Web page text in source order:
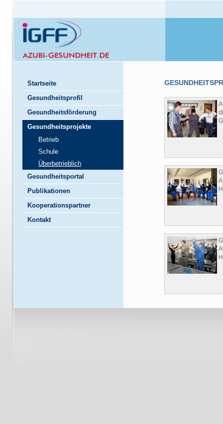
Startseite
Gesundheitsprofil
Gesundheitsförderung
Gesundheitsprojekte
Betrieb
Schule
Überbetrieblich
Gesundheitsportal
Publikationen
Kooperationspartner
Kontakt